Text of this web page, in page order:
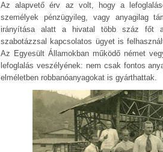
Az alapvető érv az volt, hogy a
személyek pénzügyileg, vagy anyagilag
irányítása alatt a hivatal több száz főt
szabotázzsal kapcsolatos ügyet is
Az Egyesült Államokban működő német
lefoglalás veszélyének: nem csak fontos
elméletben robbanóanyagokat is gyárthattak.